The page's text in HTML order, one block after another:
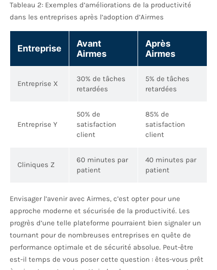
Tableau 2: Exemples d’améliorations de la productivité
dans les entreprises après l’adoption d’Airmes
Entreprise
Avant
Airmes
Après
Airmes
Entreprise X
30% de tâches
retardées
5% de tâches
retardées
Entreprise Y
50% de
satisfaction
client
85% de
satisfaction
client
Cliniques Z
60 minutes par
patient
40 minutes par
patient
Envisager l’avenir avec Airmes, c’est opter pour une
approche moderne et sécurisée de la productivité. Les
progrès d’une telle plateforme pourraient bien signaler un
tournant pour de nombreuses entreprises en quête de
performance optimale et de sécurité absolue. Peut-être
est-il temps de vous poser cette question : êtes-vous prêt